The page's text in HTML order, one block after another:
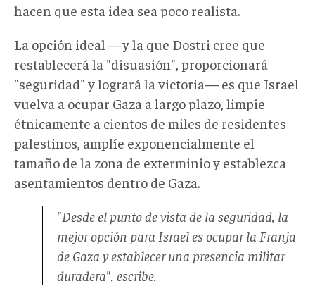
hacen que esta idea sea poco realista.
La opción ideal —y la que Dostri cree que
restablecerá la "disuasión", proporcionará
"seguridad" y logrará la victoria— es que Israel
vuelva a ocupar Gaza a largo plazo, limpie
étnicamente a cientos de miles de residentes
palestinos, amplíe exponencialmente el
tamaño de la zona de exterminio y establezca
asentamientos dentro de Gaza.
"Desde el punto de vista de la seguridad, la
mejor opción para Israel es ocupar la Franja
de Gaza y establecer una presencia militar
duradera", escribe.